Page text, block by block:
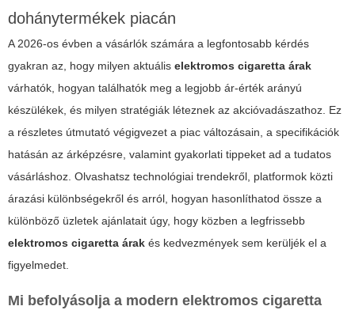
dohánytermékek piacán
A 2026-os évben a vásárlók számára a legfontosabb kérdés
gyakran az, hogy milyen aktuális elektromos cigaretta árak
várhatók, hogyan találhatók meg a legjobb ár-érték arányú
készülékek, és milyen stratégiák léteznek az akcióvadászathoz. Ez
a részletes útmutató végigvezet a piac változásain, a specifikációk
hatásán az árképzésre, valamint gyakorlati tippeket ad a tudatos
vásárláshoz. Olvashatsz technológiai trendekről, platformok közti
árazási különbségekről és arról, hogyan hasonlíthatod össze a
különböző üzletek ajánlatait úgy, hogy közben a legfrissebb
elektromos cigaretta árak és kedvezmények sem kerüljék el a
figyelmedet.
Mi befolyásolja a modern elektromos cigaretta